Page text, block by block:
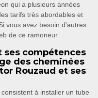
qui a plusieurs années
tarifs très abordables et
vous avez besoin d'autres
de ce ramoneur.
ses compétences
des cheminées
Rouzaud et ses
à installer un tube